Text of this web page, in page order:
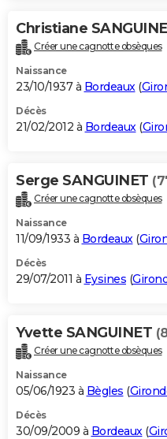
Christiane
Créer une cagnotte obsèques
Naissance
23/10/1937 à Bordeaux(
Décès
21/02/2012 à Bordeaux(
Serge SANGUINET
Créer une cagnotte obsèques
Naissance
11/09/1933 à Bordeaux(
Décès
29/07/2011 à Eysines (
Yvette SANGUINET
Créer une cagnotte obsèques
Naissance
05/06/1923 à Bègles (
Décès
30/09/2009 à Bordeaux (